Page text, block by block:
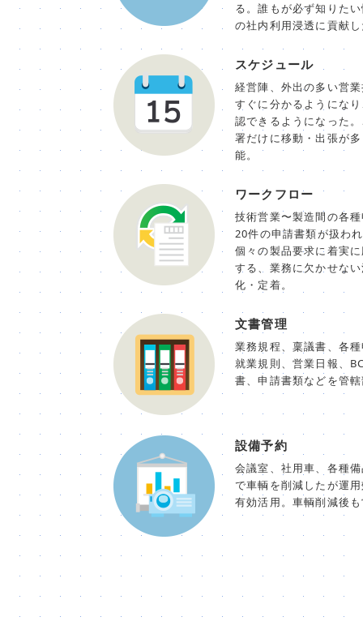
る。誰もが必ず知りた
の社内利用浸透に貢献
スケジュール
経営陣、外出の多い営
すぐに分かるようにな
認できるようになった
署だけに移動・出張が
能。
ワークフロー
技術営業〜製造間の各
20件の申請書類が扱わ
個々の製品要求に着実
する、業務に欠かせな
化・定着。
文書管理
業務規程、稟議書、各
就業規則、営業日報、
書、申請書類などを管
設備予約
会議室、社用車、各種
で車輌を削減したが運
有効活用。車輌削減後